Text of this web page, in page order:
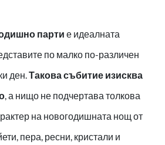
парти е идеалната
по малко по-различен
ден.Такова събитие изисква
, а нищо не подчертава толкова
на новогодишната нощ от
пера, ресни, кристали и